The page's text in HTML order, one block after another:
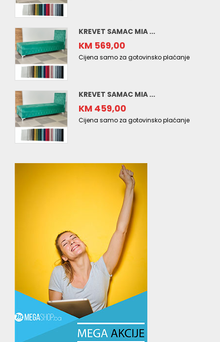
KREVET SAMAC MIA ...
KM 569,00
Cijena samo za gotovinsko plaćanje
KREVET SAMAC MIA ...
KM 459,00
Cijena samo za gotovinsko plaćanje